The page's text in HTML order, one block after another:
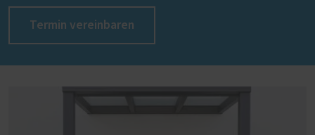
Termin vereinbaren